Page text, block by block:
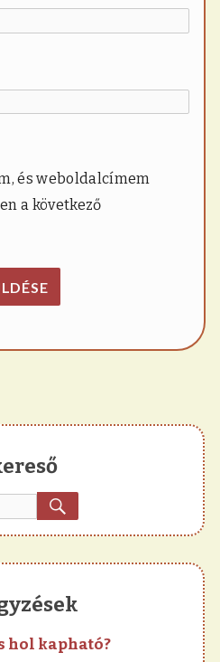
és weboldalcímem
a következő
hol kapható?